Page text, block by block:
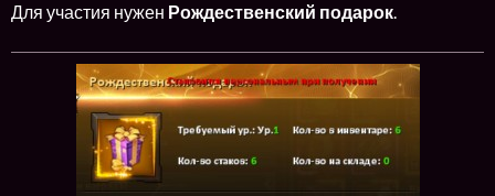
Для участия нужен Рождественский подарок.